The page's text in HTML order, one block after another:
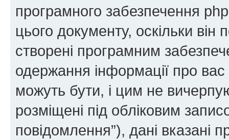
програмного забезпечення
цього документу, оскільки
створені програмним
одержання інформації про
можуть бути, і цим не
розміщені під обліковим
повідомлення”), дані вказані